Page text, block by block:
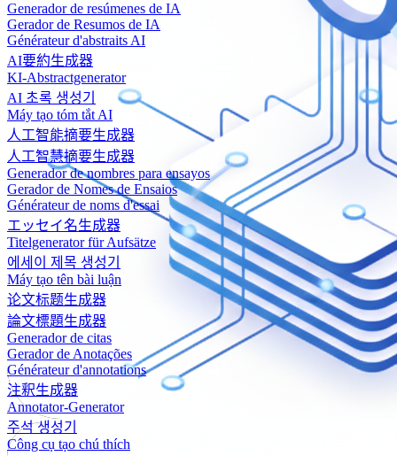
Generador de resúmenes de IA
Gerador de Resumos de IA
Générateur d'abstraits AI
AI要約生成器
KI-Abstractgenerator
AI 초록 생성기
Máy tạo tóm tắt AI
人工智能摘要生成器
人工智慧摘要生成器
Generador de nombres para ensayos
Gerador de Nomes de Ensaios
Générateur de noms d'essai
エッセイ名生成器
Titelgenerator für Aufsätze
에세이 제목 생성기
Máy tạo tên bài luận
论文标题生成器
論文標題生成器
Generador de citas
Gerador de Anotações
Générateur d'annotations
注釈生成器
Annotator-Generator
주석 생성기
Công cụ tạo chú thích